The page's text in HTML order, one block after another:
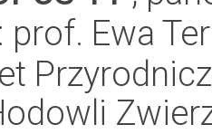
prof. Ewa